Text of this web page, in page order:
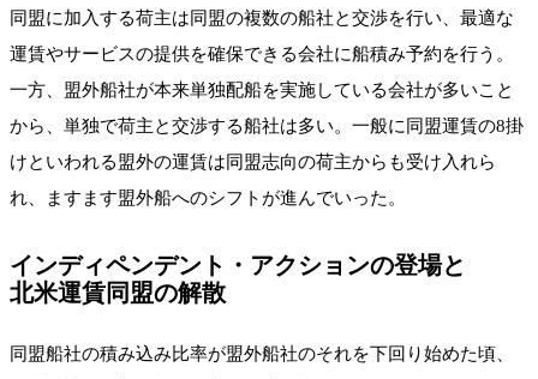
同盟に加入する荷主は同盟の複数の船社と交渉を行い、最適な
運賃やサービスの提供を確保できる会社に船積み予約を行う。
一方、盟外船社が本来単独配船を実施している会社が多いこと
から、単独で荷主と交渉する船社は多い。一般に同盟運賃の8掛
けといわれる盟外の運賃は同盟志向の荷主からも受け入れら
れ、ますます盟外船へのシフトが進んでいった。
インディペンデント・アクションの登場と
北米運賃同盟の解散
同盟船社の積み込み比率が盟外船社のそれを下回り始めた頃、